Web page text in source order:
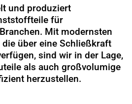
und produziert
für
Mit modernsten
über eine Schließkraft
sind wir in der Lage,
als auch großvolumige
herzustellen.